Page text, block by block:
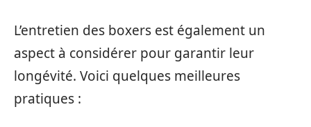
L’entretien des boxers est également un
aspect à considérer pour garantir leur
longévité. Voici quelques meilleures
pratiques :